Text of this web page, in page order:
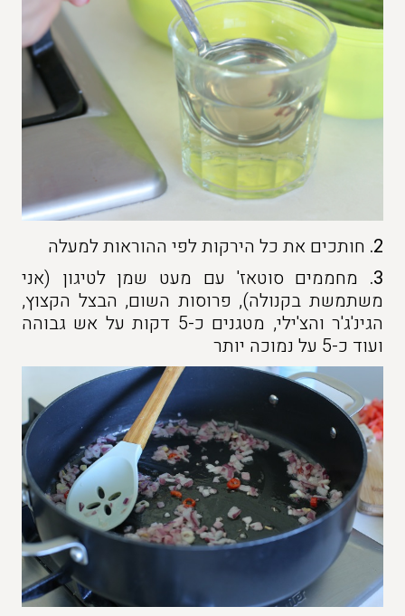
2. חותכים את כל הירקות לפי ההוראות למעלה
3.
מחממים סוטאז' עם מעט שמן לטיגון (אני
משתמשת בקנולה), פרוסות השום, הבצל הקצוץ,
הגינ'ג'ר והצ'ילי, מטגנים כ-5 דקות על אש גבוהה
ועוד כ-5 על נמוכה יותר